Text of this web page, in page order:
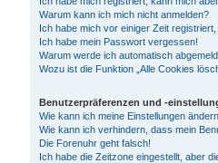
Warum kann ich mich nicht anmelden?
Ich habe mich vor einiger Zeit
Ich habe mein Passwort vergessen!
Warum werde ich automatisch
Wozu ist die Funktion „Alle Cookies
Benutzerpräferenzen und -
Wie kann ich meine Einstellungen
Wie kann ich verhindern, dass mein
Die Forenuhr geht falsch!
Ich habe die Zeitzone eingestellt, aber